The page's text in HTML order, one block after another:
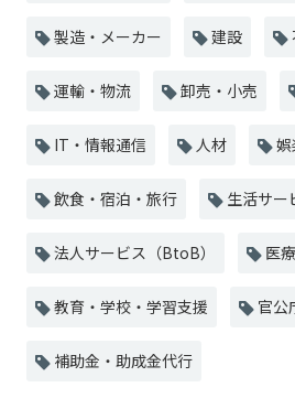
製造・メーカー 建設
運輸・物流 卸売・小売
IT・情報通信 人材
飲食・宿泊・旅行 生活サー
法人サービス（BtoB） 医
教育・学校・学習支援 官公
補助金・助成金代行